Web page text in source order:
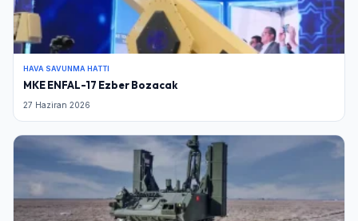
HAVA SAVUNMA HATTI
MKE ENFAL-17 Ezber Bozacak
27 Haziran 2026